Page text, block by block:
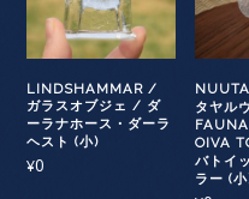
LINDSHAMMAR /
ガラスオブジェ / ダ
ーラナホース・ダーラ
ヘスト (小)
¥0
タヤル
OIVA
バトイ
ラー (